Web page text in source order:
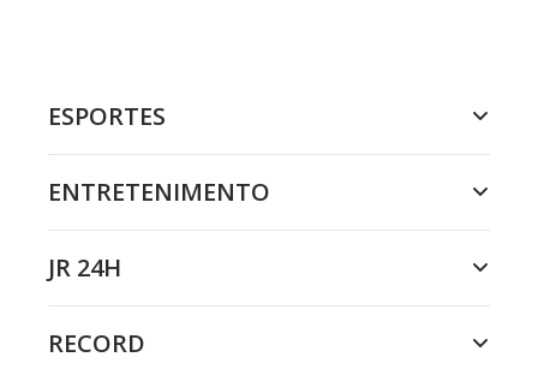
ESPORTES
ENTRETENIMENTO
JR 24H
RECORD